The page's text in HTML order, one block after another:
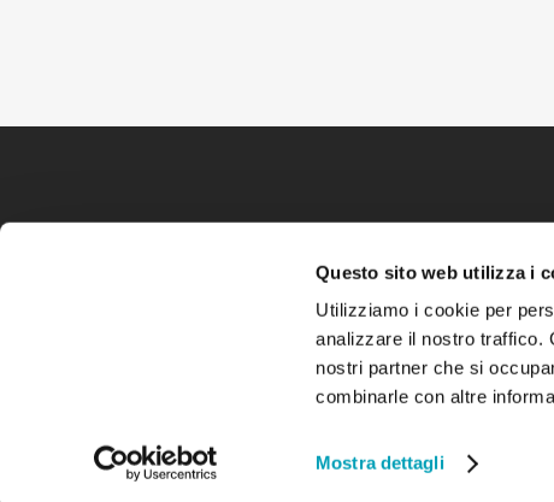
Questo sito web utilizza i
Utilizziamo i cookie per
analizzare il nostro traffico.
nostri partner che si
combinarle con altre
Mostra dettagli